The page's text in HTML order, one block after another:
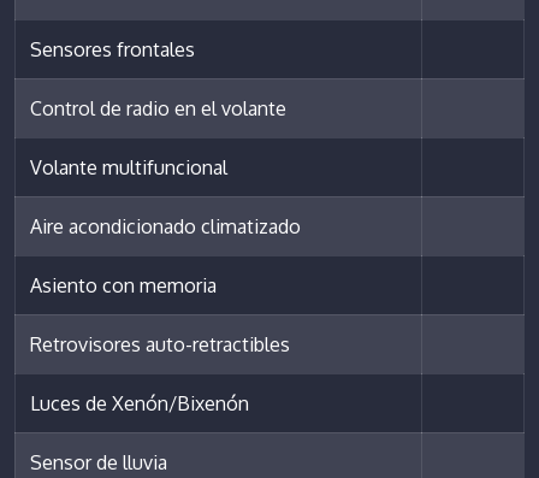
Sensores frontales
Control de radio en el volante
Volante multifuncional
Aire acondicionado climatizado
Asiento con memoria
Retrovisores auto-retractibles
Luces de Xenón/Bixenón
Sensor de lluvia